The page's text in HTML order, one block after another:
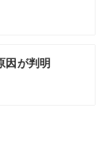
因が判明